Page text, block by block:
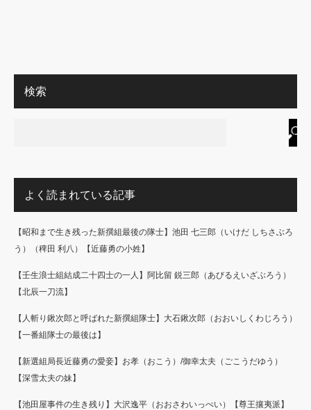
検索
よく読まれている記事
【昭和まで生き残った新撰組最後の隊士】池田 七三郎（いけだ しちさぶろ
う）（稗田 利八）【近藤勇の小姓】
【壬生浪士組結成二十四士の一人】阿比留 鋭三郎（あびるえいざぶろう）
【北辰一刀流】
【人斬り鍬次郎と呼ばれた新撰組隊士】大石鍬次郎（おおいしくわじろう）
【一番組隊士の最後は】
【新選組局長近藤勇の愛妾】お孝（おこう）/御幸太夫（ごこうだゆう）
【深雪太夫の妹】
【池田屋事件の生き残り】大沢逸平（おおさわいっぺい）【尊王攘夷派】